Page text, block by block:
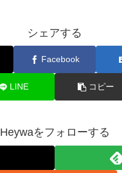
シェアする
Facebook
LINE コピー
Heywaをフォローする